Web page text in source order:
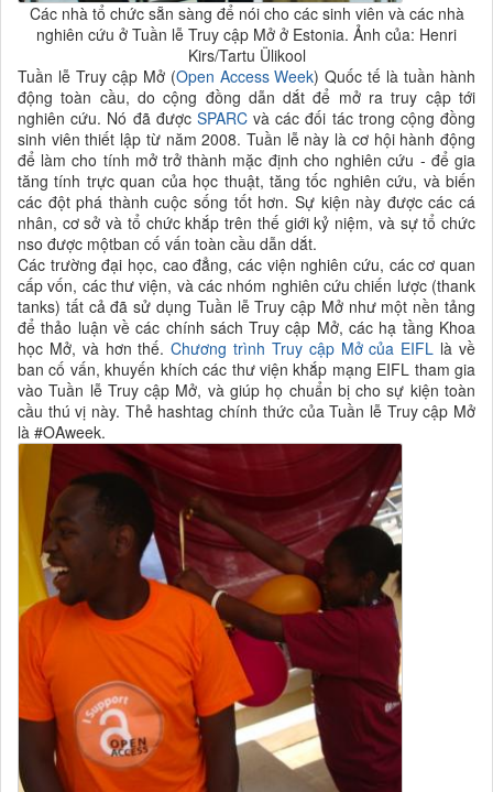
Các nhà tổ chức sẵn sàng để nói cho các sinh viên và các nhà
nghiên cứu ở Tuần lễ Truy cập Mở ở Estonia. Ảnh của: Henri
Kirs/Tartu Ülikool
Tuần lễ Truy cập Mở (Open Access Week) Quốc tế là tuần hành
động toàn cầu, do cộng đồng dẫn dắt để mở ra truy cập tới
nghiên cứu. Nó đã được SPARCvà các đối tác trong cộng đồng
sinh viên thiết lập từ năm 2008. Tuần lễ này là cơ hội hành động
để làm cho tính mở trở thành mặc định cho nghiên cứu - để gia
tăng tính trực quan của học thuật, tăng tốc nghiên cứu, và biến
các đột phá thành cuộc sống tốt hơn. Sự kiện này được các cá
nhân, cơ sở và tổ chức khắp trên thế giới kỷ niệm, và sự tổ chức
nso được mộtban cố vấn toàn cầu dẫn dắt.
Các trường đại học, cao đẳng, các viện nghiên cứu, các cơ quan
cấp vốn, các thư viện, và các nhóm nghiên cứu chiến lược (thank
tanks) tất cả đã sử dụng Tuần lễ Truy cập Mở như một nền tảng
để thảo luận về các chính sách Truy cập Mở, các hạ tầng Khoa
học Mở, và hơn thế.Chương trình Truy cập Mở của EIFL là về
ban cố vấn, khuyến khích các thư viện khắp mạng EIFL tham gia
vào Tuần lễ Truy cập Mở, và giúp họ chuẩn bị cho sự kiện toàn
cầu thú vị này. Thẻ hashtag chính thức của Tuần lễ Truy cập Mở
là #OAweek.